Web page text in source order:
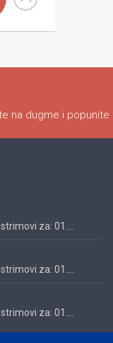
na dugme i popunite
za: 01....
za: 01....
za: 01....